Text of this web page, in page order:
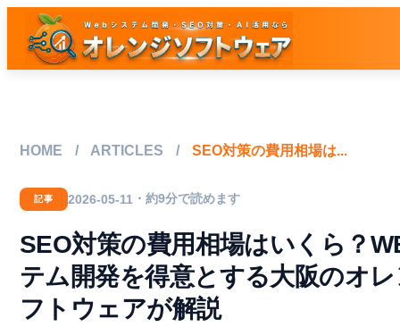
HOME / ARTICLES / SEO対策の費用相場は...
記事 2026-05-11 ・約9分で読めます
SEO対策の費用相場はいくら？
テム開発を得意とする大阪のオ
フトウェアが解説